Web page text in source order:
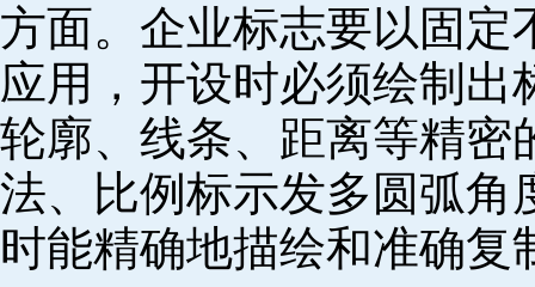
方面。企业标志要以固定
应用，开设时必须绘制
轮廓、线条、距离等精密
法、比例标示发多圆弧角
时能精确地描绘和准确复